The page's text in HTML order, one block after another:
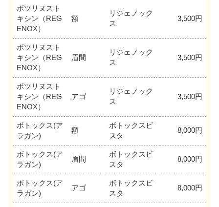
ボツリヌスト
キシン（REG
ENOX）
額
リジェノック
ス
3,500円
ボツリヌスト
キシン（REG
ENOX）
眉間
リジェノック
ス
3,500円
ボツリヌスト
キシン（REG
ENOX）
アゴ
リジェノック
ス
3,500円
ボトックス(ア
ラガン)
額
ボトックスビ
スタ
8,000円
ボトックス(ア
ラガン)
眉間
ボトックスビ
スタ
8,000円
ボトックス(ア
ラガン)
アゴ
ボトックスビ
スタ
8,000円